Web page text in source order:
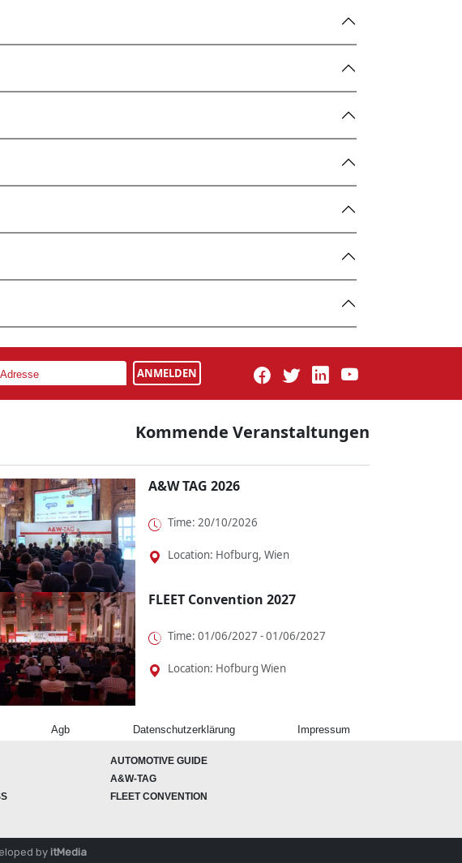
ANMELDEN
Kommende Veranstaltungen
A&W TAG 2026
Time: 20/10/2026
Location: Hofburg, Wien
FLEET Convention 2027
Time: 01/06/2027 - 01/06/2027
Location: Hofburg Wien
Agb Datenschutzerklärung Impressum
AUTOMOTIVE GUIDE
A&W-TAG
FLEET CONVENTION
by itMedia